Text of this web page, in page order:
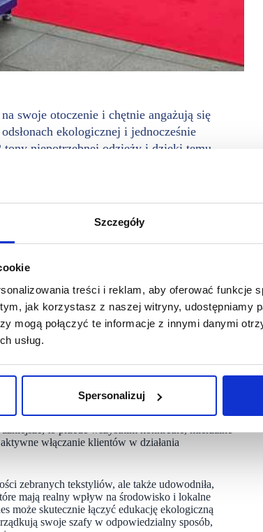
Szczegóły
treści i reklam, aby oferować funkcje
jak korzystasz z naszej witryny, udostępniamy
mogą połączyć te informacje z innymi danymi
usług.
Spersonalizuj
swoje otoczenie i chętnie angażują się
ekologicznej i jednocześnie
niepotrzebnej odzieży i dzięki temu
wydarzenia – wiosennej oraz grudniowej,
klienci oddali łącznie ponad 10,2 tony
było jednoczesne wsparcie działań
różnymi niepełnosprawnościami – potrzebują
mogą realnie łączyć troskę o środowisko
ubrań,
zagospodarowania i recyklingu we współpracy
i realny wkład w zazielenianie swojego
działanie wizerunkowe, lecz konsekwentnie
to przede wszystkim konkretne, mierzalne
włączanie klientów w działania
zebranych tekstyliów, ale także udowodniła,
mają realny wpływ na środowisko i lokalne
może skutecznie łączyć edukację ekologiczną
swoje szafy w odpowiedzialny sposób,